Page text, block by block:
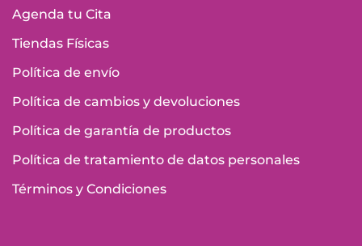
Agenda tu Cita
Tiendas Físicas
Política de envío
Política de cambios y devoluciones
Política de garantía de productos
Política de tratamiento de datos personales
Términos y Condiciones